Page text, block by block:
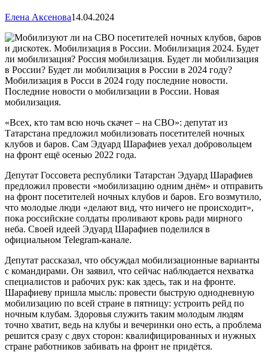
Елена Аксенова14.04.2024
«Всех, кто там всю ночь скачет – на СВО»: депутат из
Татарстана предложил мобилизовать посетителей ночных
клубов и баров. Сам Эдуард Шарафиев уехал добровольцем
на фронт ещё осенью 2022 года.
Депутат Госсовета республики Татарстан Эдуард Шарафиев
предложил провести «мобилизацию одним днём» и отправить
на фронт посетителей ночных клубов и баров. Его возмутило,
что молодые люди «делают вид, что ничего не происходит»,
пока российские солдаты проливают кровь ради мирного
неба. Своей идеей Эдуард Шарафиев поделился в
официальном Telegram-канале.
Депутат рассказал, что обсуждал мобилизационные варианты
с командирами. Он заявил, что сейчас наблюдается нехватка
специалистов и рабочих рук: как здесь, так и на фронте.
Шарафиеву пришла мысль: провести быструю однодневную
мобилизацию по всей стране в пятницу: устроить рейд по
ночным клубам. Здоровья служить таким молодым людям
точно хватит, ведь на клубы и вечеринки оно есть, а проблема
решится сразу с двух сторон: квалифицированных и нужных
стране работников забивать на фронт не придётся.